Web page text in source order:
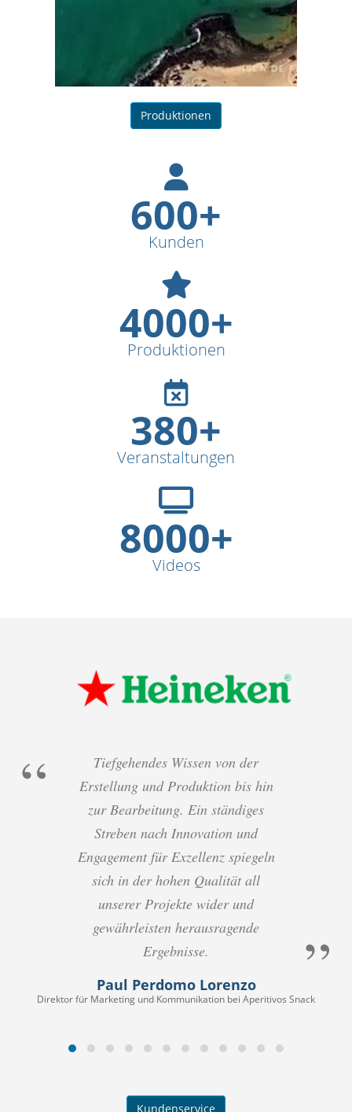
Produktionen
600+
Kunden
4000+
Produktionen
380+
Veranstaltungen
8000+
Videos
Tiefgehendes Wissen von der
Erstellung und Produktion bis hin
zur Bearbeitung. Ein ständiges
Streben nach Innovation und
Engagement für Exzellenz spiegeln
sich in der hohen Qualität all
unserer Projekte wider und
gewährleisten herausragende
Ergebnisse.
Paul Perdomo Lorenzo
Direktor für Marketing und Kommunikation bei Aperitivos Snack
Kundenservice